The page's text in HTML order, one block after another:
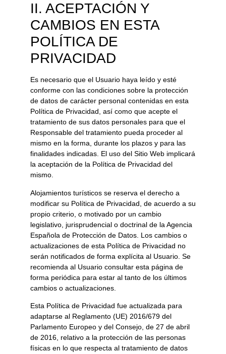
II. ACEPTACIÓN Y
CAMBIOS EN ESTA
POLÍTICA DE
PRIVACIDAD
Es necesario que el Usuario haya leído y esté
conforme con las condiciones sobre la protección
de datos de carácter personal contenidas en esta
Política de Privacidad, así como que acepte el
tratamiento de sus datos personales para que el
Responsable del tratamiento pueda proceder al
mismo en la forma, durante los plazos y para las
finalidades indicadas. El uso del Sitio Web implicará
la aceptación de la Política de Privacidad del
mismo.
Alojamientos turísticos se reserva el derecho a
modificar su Política de Privacidad, de acuerdo a su
propio criterio, o motivado por un cambio
legislativo, jurisprudencial o doctrinal de la Agencia
Española de Protección de Datos. Los cambios o
actualizaciones de esta Política de Privacidad no
serán notificados de forma explícita al Usuario. Se
recomienda al Usuario consultar esta página de
forma periódica para estar al tanto de los últimos
cambios o actualizaciones.
Esta Política de Privacidad fue actualizada para
adaptarse al Reglamento (UE) 2016/679 del
Parlamento Europeo y del Consejo, de 27 de abril
de 2016, relativo a la protección de las personas
físicas en lo que respecta al tratamiento de datos